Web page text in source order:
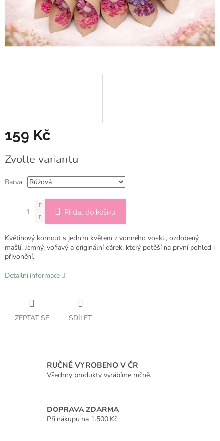
159 Kč
cena:
Zvolte variantu
Barva
Přidat do košíku
Květinový kornout s jedním květem z vonného vosku, ozdobený
mašlí. Jemný, voňavý a originální dárek, který potěší na první pohled i
přivonění.
Detailní informace
ZEPTAT SE SDÍLET
RUČNĚ VYROBENO V ČR
Všechny produkty vyrábíme ručně.
DOPRAVA ZDARMA
Při nákupu na 1.500 Kč